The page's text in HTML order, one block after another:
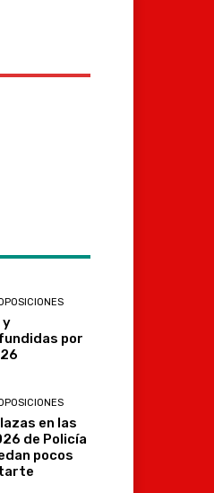
y
por
en las
de Policía
pocos